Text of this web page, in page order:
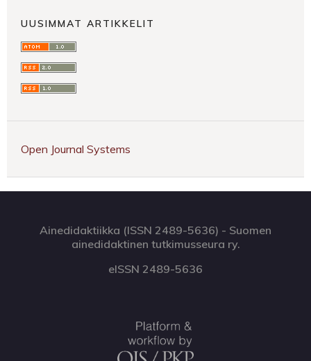
UUSIMMAT ARTIKKELIT
Open Journal Systems
Ainedidaktiikka (ISSN 2489-5636) - Suomen
ainedidaktinen tutkimusseura ry.
eISSN 2489-5636